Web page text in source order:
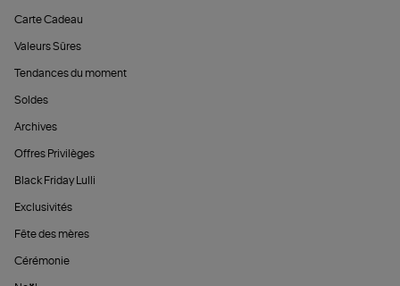
Carte Cadeau
Valeurs Sûres
Tendances du moment
Soldes
Archives
Offres Privilèges
Black Friday Lulli
Exclusivités
Fête des mères
Cérémonie